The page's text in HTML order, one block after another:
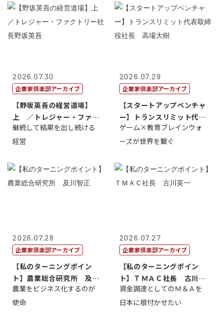
2026.07.30
企業家倶楽部アーカイブ
【野坂英吾の経営道場】
上 ／トレジャー・ファク
トリー社長野坂...
継続して結果を出し続ける
経営
2026.07.29
企業家倶楽部アーカイブ
【スタートアップベンチャ
ー】トランスリミット代表
取締役社長 ...
ゲーム×教育ブレインウォ
ーズが世界を繋ぐ
2026.07.28
企業家倶楽部アーカイブ
【私のターニングポイン
ト】農業総合研究所 及川
智正
農業をビジネス化するのが
使命
2026.07.27
企業家倶楽部アーカイブ
【私のターニングポイン
ト】ＴＭＡＣ社長 古川英
一
資金調達としてのＭ＆Ａを
日本に根付かせたい